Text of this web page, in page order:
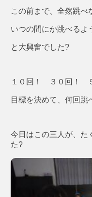
この前まで、全然跳べ
いつの間にか跳べる
と大興奮でした?
１０回！ ３０回！
目標を決めて、何回跳
今日はこの三人が、た
た?